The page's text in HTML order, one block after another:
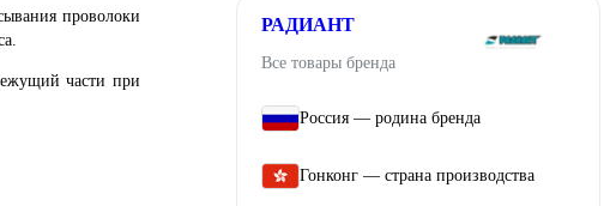
проволоки
части при
РАДИАНТ
Все товары бренда
Россия — родина бренда
Гонконг — страна производства